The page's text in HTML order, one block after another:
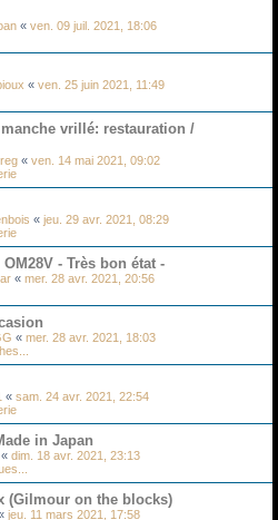
« ven. 09 juil. 2021, 18:06
« ven. 25 juin 2021, 11:49
vrillé: restauration /
« ven. 14 mai 2021, 09:02
« jeu. 29 avr. 2021, 08:29
- Très bon état -
« mer. 28 avr. 2021, 20:56
« mer. 28 avr. 2021, 18:03
« sam. 24 avr. 2021, 22:54
in Japan
« dim. 18 avr. 2021, 23:13
(Gilmour on the blocks)
jeu. 11 mars 2021, 17:58